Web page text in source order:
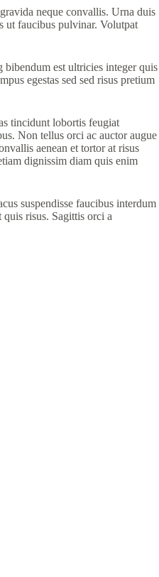
neque convallis. Urna duis
ut faucibus pulvinar. Volutpat
est ultricies integer quis
egestas sed sed risus pretium
tincidunt lobortis feugiat
Non tellus orci ac auctor augue
aenean et tortor at risus
dignissim diam quis enim
suspendisse faucibus interdum
risus. Sagittis orci a